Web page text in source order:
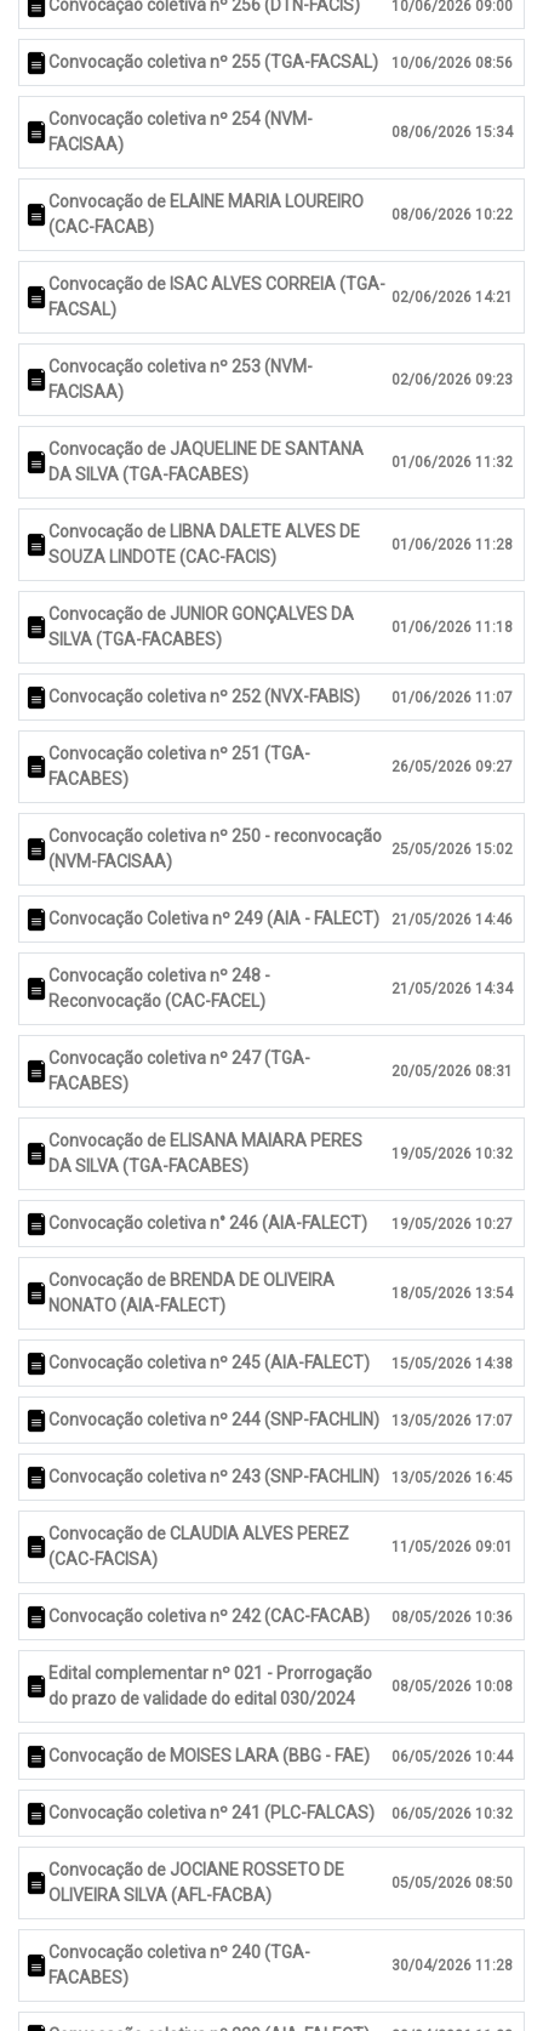
Convocação coletiva nº 256 (DTN-FACIS) 10/06/2026 09:00
Convocação coletiva nº 255 (TGA-FACSAL) 10/06/2026 08:56
Convocação coletiva nº 254 (NVM-
FACISAA)
08/06/2026 15:34
Convocação de ELAINE MARIA LOUREIRO
(CAC-FACAB)
08/06/2026 10:22
Convocação de ISAC ALVES CORREIA (TGA-
FACSAL)
02/06/2026 14:21
Convocação coletiva nº 253 (NVM-
FACISAA)
02/06/2026 09:23
Convocação de JAQUELINE DE SANTANA
DA SILVA (TGA-FACABES)
01/06/2026 11:32
Convocação de LIBNA DALETE ALVES DE
SOUZA LINDOTE (CAC-FACIS)
01/06/2026 11:28
Convocação de JUNIOR GONÇALVES DA
SILVA (TGA-FACABES)
01/06/2026 11:18
Convocação coletiva nº 252 (NVX-FABIS) 01/06/2026 11:07
Convocação coletiva nº 251 (TGA-
FACABES)
26/05/2026 09:27
Convocação coletiva nº 250 - reconvocação
(NVM-FACISAA)
25/05/2026 15:02
Convocação Coletiva nº 249 (AIA - FALECT) 21/05/2026 14:46
Convocação coletiva nº 248 -
Reconvocação (CAC-FACEL)
21/05/2026 14:34
Convocação coletiva nº 247 (TGA-
FACABES)
20/05/2026 08:31
Convocação de ELISANA MAIARA PERES
DA SILVA (TGA-FACABES)
19/05/2026 10:32
Convocação coletiva n° 246 (AIA-FALECT) 19/05/2026 10:27
Convocação de BRENDA DE OLIVEIRA
NONATO (AIA-FALECT)
18/05/2026 13:54
Convocação coletiva nº 245 (AIA-FALECT) 15/05/2026 14:38
Convocação coletiva nº 244 (SNP-FACHLIN) 13/05/2026 17:07
Convocação coletiva nº 243 (SNP-FACHLIN) 13/05/2026 16:45
Convocação de CLAUDIA ALVES PEREZ
(CAC-FACISA)
11/05/2026 09:01
Convocação coletiva nº 242 (CAC-FACAB) 08/05/2026 10:36
Edital complementar nº 021 - Prorrogação
do prazo de validade do edital 030/2024
08/05/2026 10:08
Convocação de MOISES LARA (BBG - FAE) 06/05/2026 10:44
Convocação coletiva nº 241 (PLC-FALCAS) 06/05/2026 10:32
Convocação de JOCIANE ROSSETO DE
OLIVEIRA SILVA (AFL-FACBA)
05/05/2026 08:50
Convocação coletiva nº 240 (TGA-
FACABES)
30/04/2026 11:28